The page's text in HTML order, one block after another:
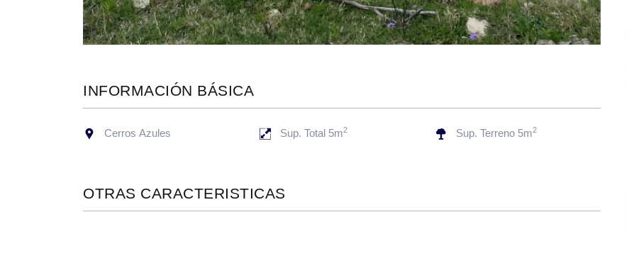
INFORMACIÓN BÁSICA
Cerros Azules Sup. Total 5m2 Sup. Terreno 5m2
OTRAS CARACTERISTICAS